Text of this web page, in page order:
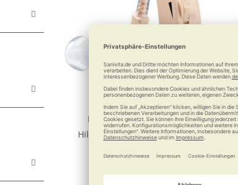
Beurer Hörhilfe HA 20
Hilft den Lauschern auf die